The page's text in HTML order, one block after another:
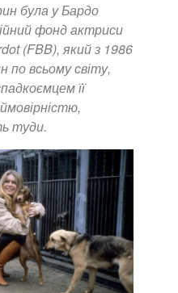
була у Бардо
фонд актриси
(FBB), який з 1986
по всьому світу,
її
туди.